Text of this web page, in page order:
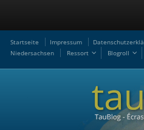
Startseite Impressum
Niedersachsen
Ressort Blogroll